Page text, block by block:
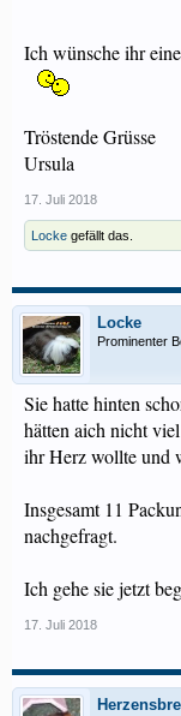
Ich wünsche ihr
Tröstende Grüsse
Ursula
17. Juli 2018
Locke gefällt das.
Locke
Prominenter
Sie hatte hinten
hätten aich nicht
ihr Herz wollte und
Insgesamt 11
nachgefragt.
Ich gehe sie jetzt
17. Juli 2018